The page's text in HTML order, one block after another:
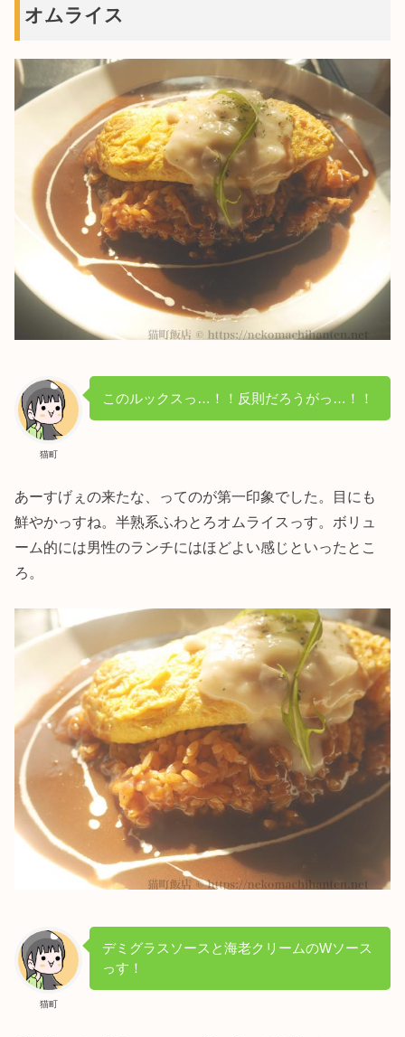
オムライス
猫町
このルックスっ…！！反則だろうがっ…！！
あーすげぇの来たな、ってのが第一印象でした。目にも
鮮やかっすね。半熟系ふわとろオムライスっす。ボリュ
ーム的には男性のランチにはほどよい感じといったとこ
ろ。
猫町
デミグラスソースと海老クリームのWソース
っす！